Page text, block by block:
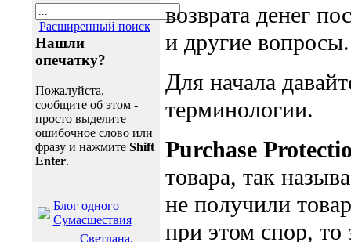
Расширенный поиск
Нашли
опечатку?
Пожалуйста,
сообщите об этом -
просто выделите
ошибочное слово или
фразу и нажмите Shift
Enter.
Блог одного
Сумасшествия
Светлана,
возврата денег
и другие вопросы.
Для начала
терминологии.
Purchase
товара, так
не получили
при этом спор, то